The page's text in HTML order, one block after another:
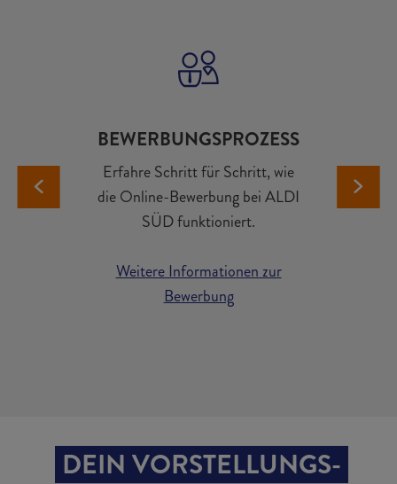
BEWERBUNGS­PROZESS
Erfahre Schritt für Schritt, wie
die Online-Bewerbung bei ALDI
SÜD funktioniert.
Weitere Informationen zur
Bewerbung
DEIN VORSTELLUNGS­